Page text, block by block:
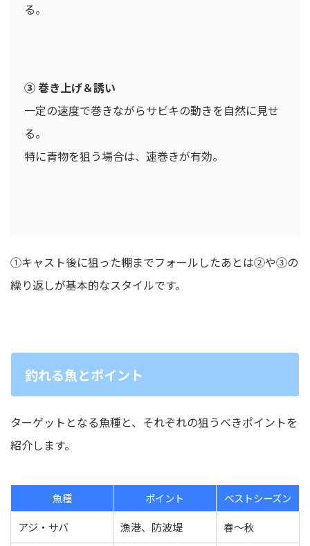
る。
③ 巻き上げ＆誘い
一定の速度で巻きながらサビキの動きを自然に見せ
る。
特に青物を狙う場合は、速巻きが有効。
①キャスト後に狙った棚までフォールしたあとは②や③の
繰り返しが基本的なスタイルです。
釣れる魚とポイント
ターゲットとなる魚種と、それぞれの狙うべきポイントを
紹介します。
魚種 ポイント
ベストシーズン
アジ・サバ
漁港、防波堤 春〜秋